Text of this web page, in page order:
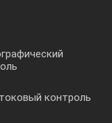
контроль